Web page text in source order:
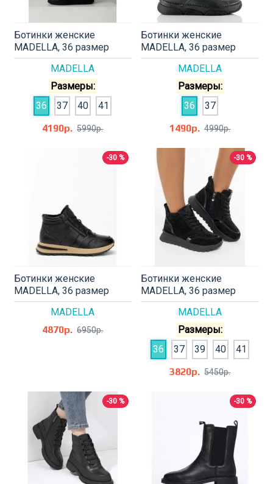
MADELLA
Ботинки женские
MADELLA, 36 размер
Размеры:
36
37 40
41
4190р. 5990р.
MADELLA
Ботинки женские
MADELLA, 36 размер
Размеры:
36
37
1490р. 4990р.
-30 %
MADELLA
Ботинки женские
MADELLA, 36 размер
4870р. 6950р.
-30 %
MADELLA
Ботинки женские
MADELLA, 36 размер
Размеры:
36
37 39 40
41
3820р. 5450р.
-30 % -30 %